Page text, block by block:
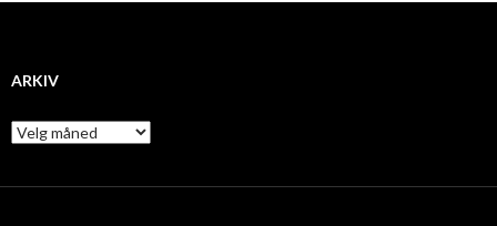
ARKIV
A
r
i